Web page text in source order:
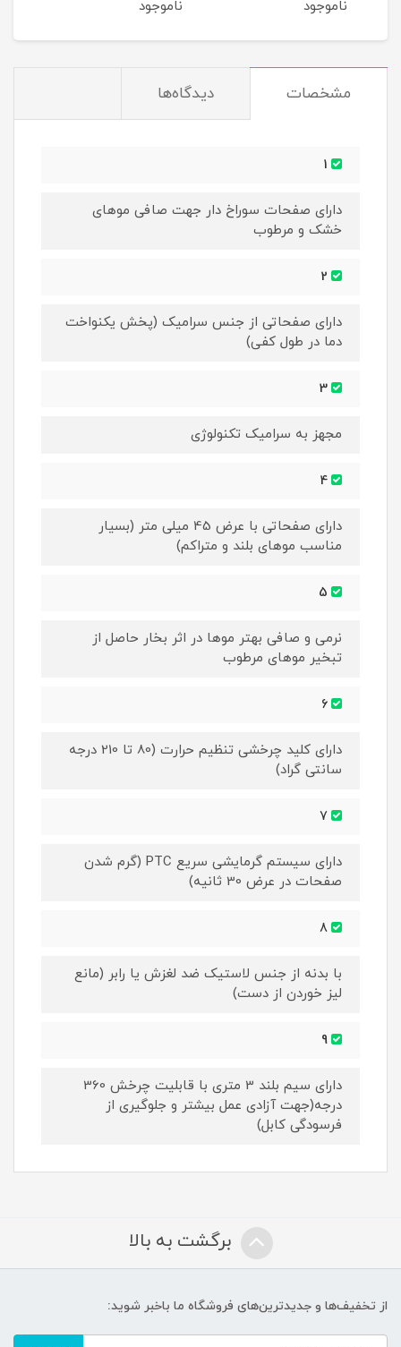
ناموجود ناموجود
مشخصات دیدگاه‌ها
دارای صفحات سوراخ دار جهت صافی موهای
خشک و مرطوب
دارای صفحاتی از جنس سرامیک (پخش یکنواخت
دما در طول کفی)
مجهز به سرامیک تکنولوژی
دارای صفحاتی با عرض 45 میلی متر (بسیار
مناسب موهای بلند و متراکم)
نرمی و صافی بهتر موها در اثر بخار حاصل از
تبخیر موهای مرطوب
دارای کلید چرخشی تنظیم حرارت (80 تا 210 درجه
سانتی گراد)
دارای سیستم گرمایشی سریع PTC (گرم شدن
صفحات در عرض 30 ثانیه)
با بدنه از جنس لاستیک ضد لغزش یا رابر (مانع
لیز خوردن از دست)
دارای سیم بلند 3 متری با قابلیت چرخش 360
درجه(جهت آزادی عمل بیشتر و جلوگیری از
فرسودگی کابل)
برگشت به بالا
از تخفیف‌ها و جدیدترین‌های فروشگاه ما باخبر شوید: